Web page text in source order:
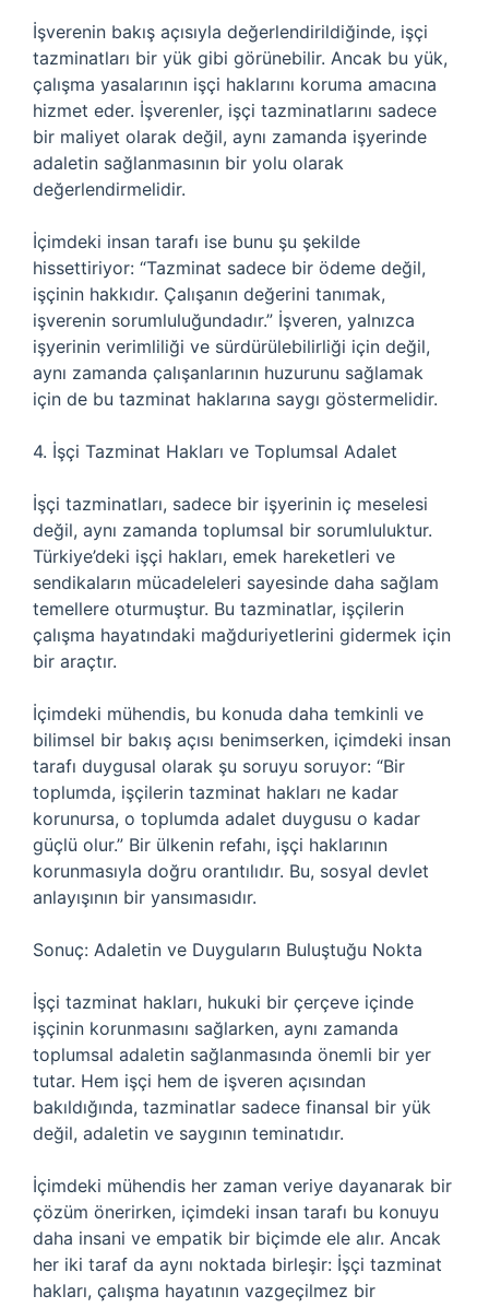
İşverenin bakış açısıyla değerlendirildiğinde, işçi
tazminatları bir yük gibi görünebilir. Ancak bu yük,
çalışma yasalarının işçi haklarını koruma amacına
hizmet eder. İşverenler, işçi tazminatlarını sadece
bir maliyet olarak değil, aynı zamanda işyerinde
adaletin sağlanmasının bir yolu olarak
değerlendirmelidir.
İçimdeki insan tarafı ise bunu şu şekilde
hissettiriyor: “Tazminat sadece bir ödeme değil,
işçinin hakkıdır. Çalışanın değerini tanımak,
işverenin sorumluluğundadır.” İşveren, yalnızca
işyerinin verimliliği ve sürdürülebilirliği için değil,
aynı zamanda çalışanlarının huzurunu sağlamak
için de bu tazminat haklarına saygı göstermelidir.
4. İşçi Tazminat Hakları ve Toplumsal Adalet
İşçi tazminatları, sadece bir işyerinin iç meselesi
değil, aynı zamanda toplumsal bir sorumluluktur.
Türkiye’deki işçi hakları, emek hareketleri ve
sendikaların mücadeleleri sayesinde daha sağlam
temellere oturmuştur. Bu tazminatlar, işçilerin
çalışma hayatındaki mağduriyetlerini gidermek için
bir araçtır.
İçimdeki mühendis, bu konuda daha temkinli ve
bilimsel bir bakış açısı benimserken, içimdeki insan
tarafı duygusal olarak şu soruyu soruyor: “Bir
toplumda, işçilerin tazminat hakları ne kadar
korunursa, o toplumda adalet duygusu o kadar
güçlü olur.” Bir ülkenin refahı, işçi haklarının
korunmasıyla doğru orantılıdır. Bu, sosyal devlet
anlayışının bir yansımasıdır.
Sonuç: Adaletin ve Duyguların Buluştuğu Nokta
İşçi tazminat hakları, hukuki bir çerçeve içinde
işçinin korunmasını sağlarken, aynı zamanda
toplumsal adaletin sağlanmasında önemli bir yer
tutar. Hem işçi hem de işveren açısından
bakıldığında, tazminatlar sadece finansal bir yük
değil, adaletin ve saygının teminatıdır.
İçimdeki mühendis her zaman veriye dayanarak bir
çözüm önerirken, içimdeki insan tarafı bu konuyu
daha insani ve empatik bir biçimde ele alır. Ancak
her iki taraf da aynı noktada birleşir: İşçi tazminat
hakları, çalışma hayatının vazgeçilmez bir